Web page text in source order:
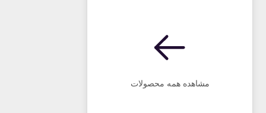
مشاهده همه محصولات